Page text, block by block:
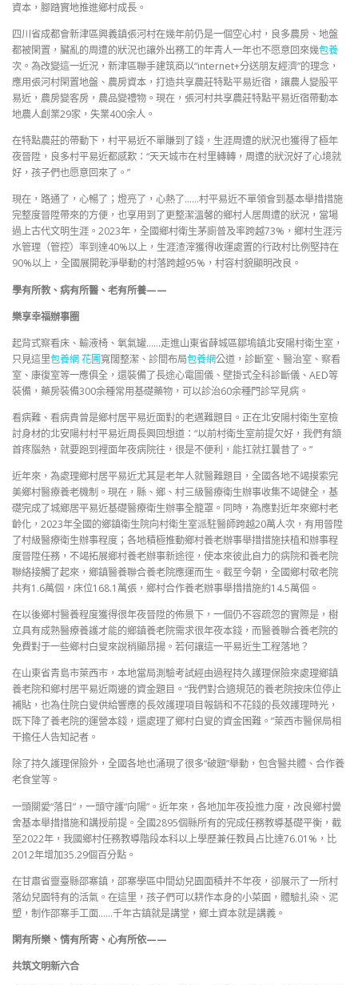
資本，腳踏實地推進鄉村成長。
四川省成都會新津區興義鎮張河村在幾年前仍是一個空心村，良多農房、地盤
都被閑置，臟亂的周遭的狀況也讓外出務工的年青人一年也不愿意回來幾包養
次。為改變這一近況，新津區聯手建筑商以“internet+分送朋友經濟”的理念，
應用張河村閑置地盤、農房資本，打造共享農莊特點平易近宿，讓農人變股平
易近，農房變客房，農品變禮物。現在，張河村共享農莊特點平易近宿帶動本
地農人創業29家，失業400余人。
在特點農莊的帶動下，村平易近不單賺到了錢，生涯周遭的狀況也獲得了極年
夜晉陞，良多村平易近都感歎：“天天城市在村里轉轉，周遭的狀況好了心境就
好，孩子們也愿意回來了。”
現在，路通了，心暢了；燈亮了，心熱了……村平易近不單領會到基本舉措措施
完整度晉陞帶來的方便，也享用到了更整潔溫馨的鄉村人居周遭的狀況，當場
過上古代文明生涯。2023年，全國鄉村衛生茅廁普及率跨越73%，鄉村生涯污
水管理（管控）率到達40%以上，生涯渣滓獲得收運處置的行政村比例堅持在
90%以上，全國展開乾淨舉動的村落跨越95%，村容村貌顯明改良。
學有所教、病有所醫、老有所養——
樂享幸福辦事圈
起背式察看床、輸液椅、氧氣罐……走進山東省薛城區鄒塢鎮北安陽村衛生室，
只見這里包養網 花圃寬闊整潔、診間布局包養網公道，診斷室、醫治室、察看
室、康復室等一應俱全，還裝備了長途心電圖儀、壁掛式全科診斷儀、AED等
裝備，藥房裝備300余種常用基礎藥物，可以診治60余種門診罕見病。
看病難、看病貴曾是鄉村居平易近面對的老邁難題目。正在北安陽村衛生室檢
討身材的北安陽村村平易近周長興回想道：“以前村衛生室前提欠好，我們有頷
首疼腦熱，就要跑到裡面年夜病院往，很是不便利，能扛就扛曩昔了。”
近年來，為處理鄉村居平易近尤其是老年人就醫難題目，全國各地不竭摸索完
美鄉村醫療養老機制。現在，縣、鄉、村三級醫療衛生辦事收集不竭健全，基
礎完成了城鄉居平易近基礎醫療衛生辦事全籠罩。同時，為應對近年來鄉村老
齡化，2023年全國的鄉鎮衛生院向村衛生室派駐醫師跨越20萬人次，有用晉陞
了村級醫療衛生辦事程度；各地積極推動鄉村養老辦事舉措措施扶植和辦事程
度晉陞任務，不竭拓展鄉村養老辦事新途徑，使本來彼此自力的病院和養老院
聯絡接觸了起來，鄉鎮醫養聯合養老院應運而生。截至今朝，全國鄉村敬老院
共有1.6萬個，床位168.1萬張，鄉村合作養老辦事舉措措施約14.5萬個。
在以後鄉村醫養程度獲得很年夜晉陞的佈景下，一個仍不容疏忽的實際是，樹
立具有成熟醫療養護才能的鄉鎮養老院需求很年夜本錢，而醫養聯合養老院的
免費對于一些鄉村白叟來說稍顯昂揚。若何讓這一平易近生工程落地？
在山東省青島市萊西市，本地當局測驗考試經由過程持久護理保險來處理鄉鎮
養老院和鄉村居平易近兩邊的資金題目。“我們對合適規范的養老院按床位停止
補貼，也為住院白叟供給響應的長效護理項目報銷和不花錢的長效護理時光，
既下降了養老院的運營本錢，還處理了鄉村白叟的資金困難。”萊西市醫保局相
干擔任人告知記者。
除了持久護理保險外，全國各地也涌現了很多“破題”舉動，包含醫共體、合作養
老食堂等。
一頭關愛“落日”，一頭守護“向陽”。近年來，各地加年夜投進力度，改良鄉村黌
舍基本舉措措施和講授前提。全國2895個縣所有的完成任務教導基礎平衡，截
至2022年，我國鄉村任務教導階段本科以上學歷兼任教員占比達76.01%，比
2012年增加35.29個百分點。
在甘肅省靈臺縣邵寨鎮，邵寨學區中間幼兒園面積并不年夜，卻展示了一所村
落幼兒園特有的活氣。在這里，孩子們可以耕作本身的小菜園，體驗扎染、泥
塑，制作邵寨手工面……千年古鎮就是講堂，鄉土資本就是講義。
閑有所樂、情有所寄、心有所依——
共筑文明新六合